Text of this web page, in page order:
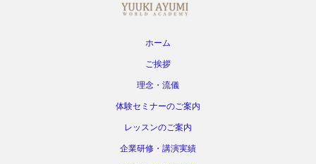
ホーム
ご挨拶
理念・流儀
体験セミナーのご案内
レッスンのご案内
企業研修・講演実績